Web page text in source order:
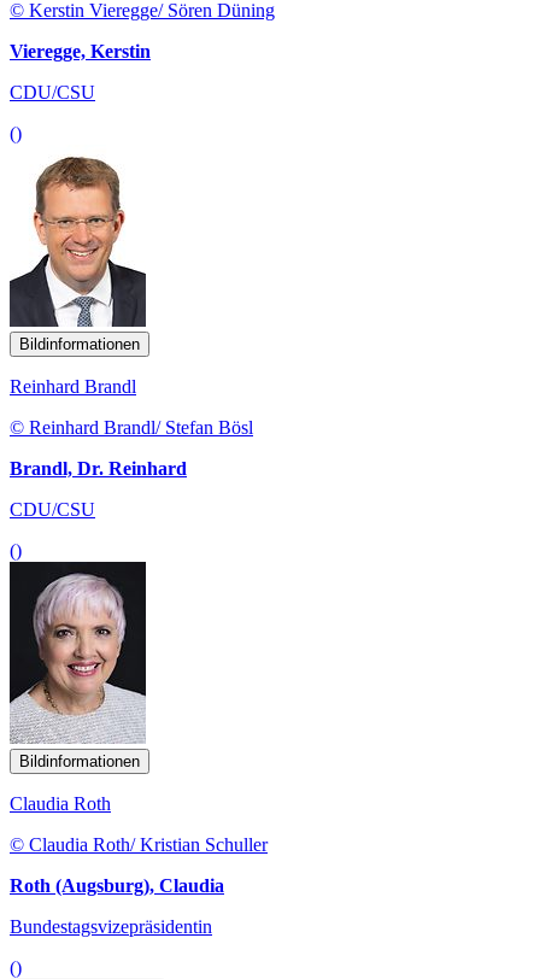
© Kerstin Vieregge/ Sören Düning
Vieregge, Kerstin
CDU/CSU
()
Bildinformationen
Reinhard Brandl
© Reinhard Brandl/ Stefan Bösl
Brandl, Dr. Reinhard
CDU/CSU
()
Bildinformationen
Claudia Roth
© Claudia Roth/ Kristian Schuller
Roth (Augsburg), Claudia
Bundestagsvizepräsidentin
()